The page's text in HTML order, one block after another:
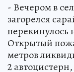
- Вечером в
загорелся
Открытый
метров
2